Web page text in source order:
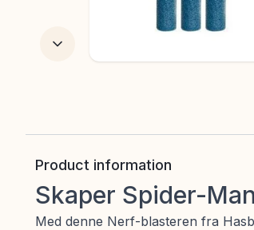
Product information
Skaper Spider-
Med denne Nerf-blasteren fra